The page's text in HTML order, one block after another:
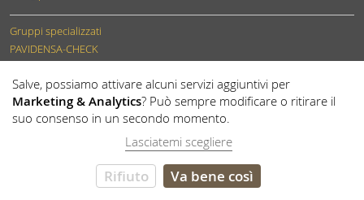
Gruppi specializzati
PAVIDENSA-CHECK
Informativa sulla privacy Colophon
Salve, possiamo attivare alcuni servizi aggiuntivi per
Marketing & Analytics? Può sempre modificare o ritirare il
suo consenso in un secondo momento.
Lasciatemi scegliere
Rifiuto Va bene così